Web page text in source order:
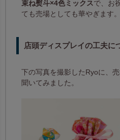
束ね熨斗×4色ミックスで、お
ても売場としても華やぎます
店頭ディスプレイの工夫に
下の写真を撮影したRyoに、
聞いてみました。